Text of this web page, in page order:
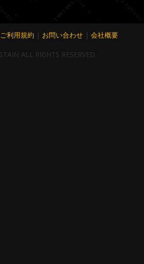
ご利用規約 | お問い合わせ | 会社概要
ALL RIGHTS RESERVED.